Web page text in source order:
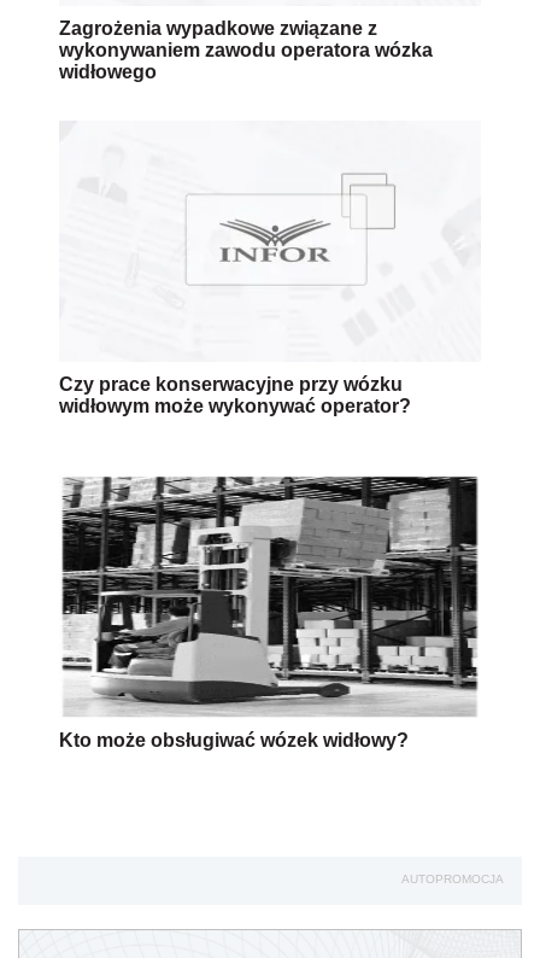
Zagrożenia wypadkowe związane z
wykonywaniem zawodu operatora wózka
widłowego
Czy prace konserwacyjne przy wózku
widłowym może wykonywać operator?
Kto może obsługiwać wózek widłowy?
AUTOPROMOCJA